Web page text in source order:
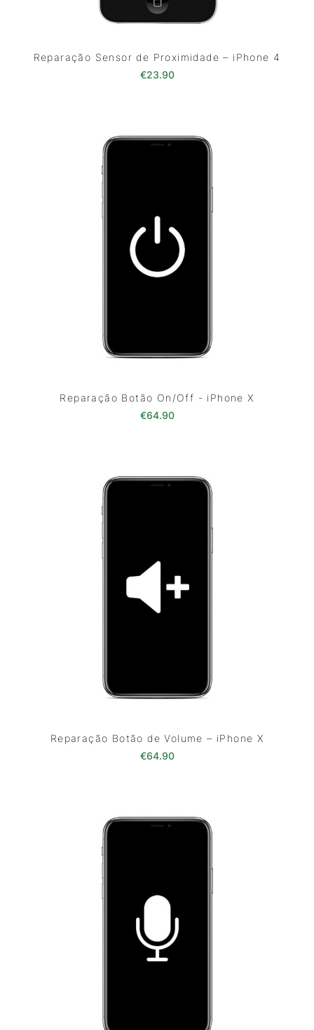
Reparação Sensor de Proximidade – iPhone 4
€23.90
Reparação Botão On/Off - iPhone X
€64.90
Reparação Botão de Volume – iPhone X
€64.90